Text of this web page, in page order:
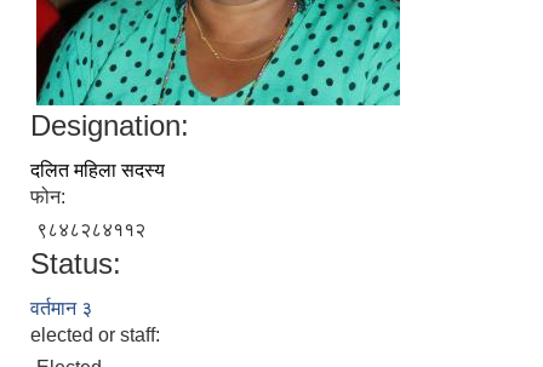
Designation:
दलित महिला सदस्य
फोन:
९८४८२८४११२
Status:
वर्तमान ३
elected or staff: